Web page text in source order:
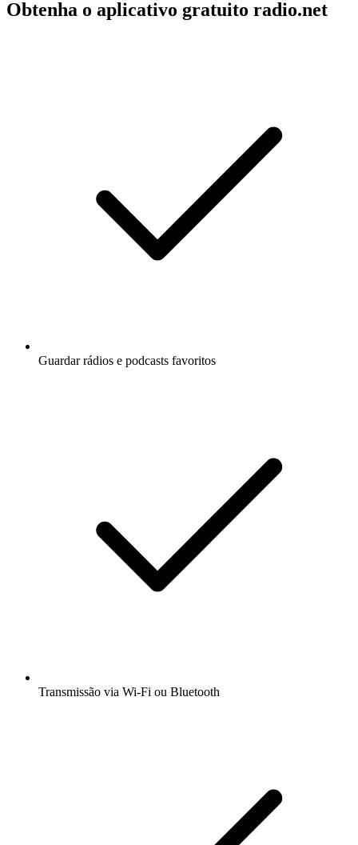
Obtenha o aplicativo gratuito radio.net
Guardar rádios e podcasts favoritos
Transmissão via Wi-Fi ou Bluetooth